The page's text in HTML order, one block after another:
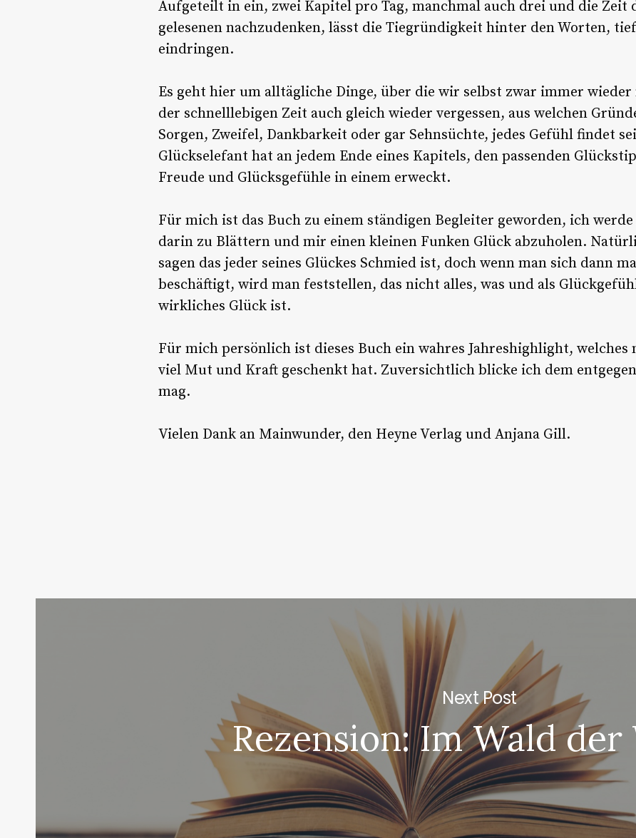
Aufgeteilt in ein, zwei Kapitel pro Tag, manchmal auch drei und die Zeit
gelesenen nachzudenken, lässt die Tiegründigkeit hinter den Worten,
eindringen.
Es geht hier um alltägliche Dinge, über die wir selbst zwar immer
der schnelllebigen Zeit auch gleich wieder vergessen, aus welchen
Sorgen, Zweifel, Dankbarkeit oder gar Sehnsüchte, jedes Gefühl findet
Glückselefant hat an jedem Ende eines Kapitels, den passenden
Freude und Glücksgefühle in einem erweckt.
Für mich ist das Buch zu einem ständigen Begleiter geworden, ich
darin zu Blättern und mir einen kleinen Funken Glück abzuholen.
sagen das jeder seines Glückes Schmied ist, doch wenn man sich dann
beschäftigt, wird man feststellen, das nicht alles, was und als
wirkliches Glück ist.
Für mich persönlich ist dieses Buch ein wahres Jahreshighlight, welches
viel Mut und Kraft geschenkt hat. Zuversichtlich blicke ich dem
mag.
Vielen Dank an Mainwunder, den Heyne Verlag und Anjana Gill.
Next Post
Rezension: Im Wald der